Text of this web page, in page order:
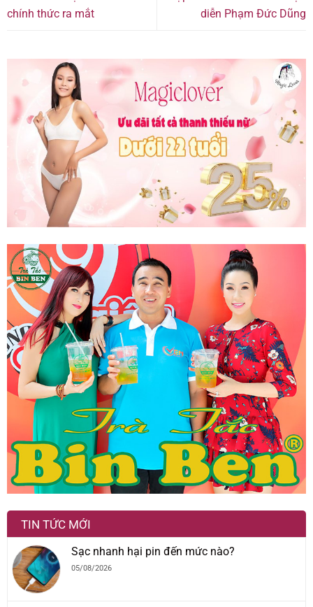
chính thức ra mắt
diễn Phạm Đức Dũng
TIN TỨC MỚI
Sạc nhanh hại pin đến mức nào?
05/08/2026